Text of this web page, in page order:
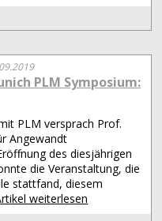
PLM Symposium:
PLM versprach Prof.
Angewandt
des diesjährigen
die Veranstaltung, die
stattfand, diesem
weiterlesen